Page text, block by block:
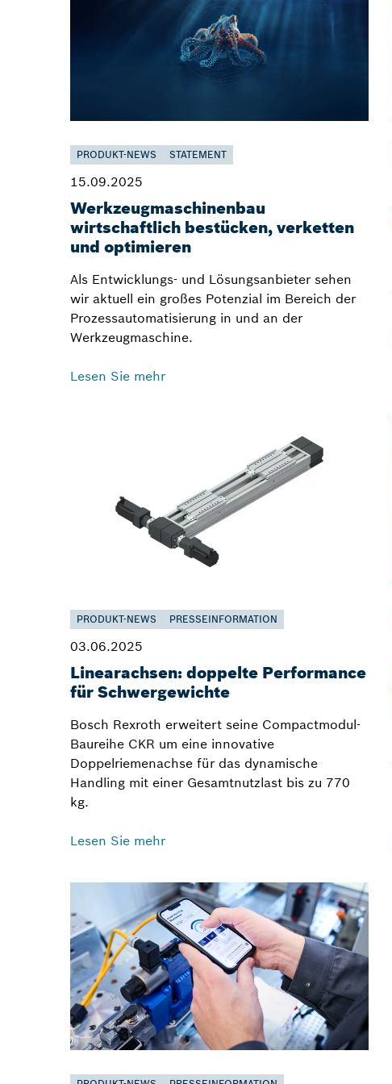
PRODUKT-NEWS STATEMENT
15.09.2025
Werkzeugmaschinenbau
wirtschaftlich bestücken, verketten
und optimieren
Als Entwicklungs- und Lösungsanbieter sehen
wir aktuell ein großes Potenzial im Bereich der
Prozessautomatisierung in und an der
Werkzeugmaschine.
Lesen Sie mehr
PRODUKT-NEWS PRESSEINFORMATION
03.06.2025
Linearachsen: doppelte Performance
für Schwergewichte
Bosch Rexroth erweitert seine Compactmodul-
Baureihe CKR um eine innovative
Doppelriemenachse für das dynamische
Handling mit einer Gesamtnutzlast bis zu 770
kg.
Lesen Sie mehr